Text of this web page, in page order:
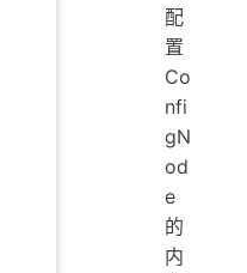
配
置
Co
nfi
gN
od
e
的
内